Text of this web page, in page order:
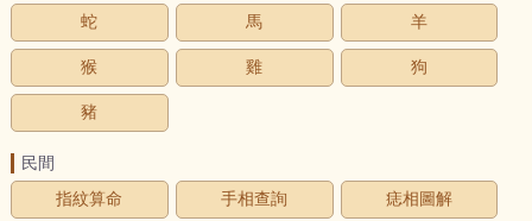
蛇 馬 羊
猴 雞 狗
豬
民間
指紋算命
手相查詢 痣相圖解